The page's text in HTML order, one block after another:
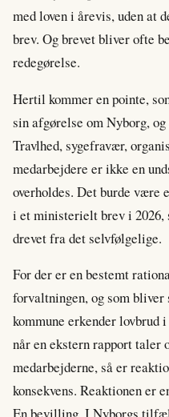
med loven i årevis, uden at
brev. Og brevet bliver ofte
redegørelse.
Hertil kommer en pointe,
sin afgørelse om Nyborg,
Travlhed, sygefravær,
medarbejdere er ikke en
overholdes. Det burde være
i et ministerielt brev i 2026,
drevet fra det selvfølgelige.
For der er en bestemt
forvaltningen, og som
kommune erkender lovbrud
når en ekstern rapport taler
medarbejderne, så er
konsekvens. Reaktionen er